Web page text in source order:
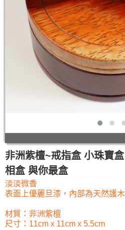
非洲紫檀~戒指盒 小珠寶
相盒 與你最盒
淡淡微香
表面上優麗旦漆，內部為天然護
材質：非洲紫檀
尺寸：11cm x 11cm x 5.5cm